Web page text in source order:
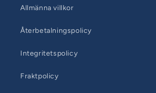
Allmänna villkor
Återbetalningspolicy
Integritetspolicy
Fraktpolicy